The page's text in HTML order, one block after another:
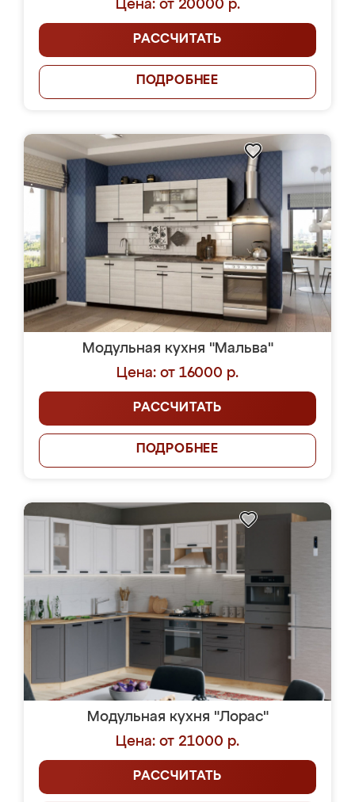
Цена: от 20000 р.
РАССЧИТАТЬ
ПОДРОБНЕЕ
Модульная кухня "Мальва"
Цена: от 16000 р.
РАССЧИТАТЬ
ПОДРОБНЕЕ
Модульная кухня "Лорас"
Цена: от 21000 р.
РАССЧИТАТЬ